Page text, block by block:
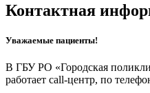
Контактная
Уважаемые пациенты!
В ГБУ РО «Городская
работает call-центр, по